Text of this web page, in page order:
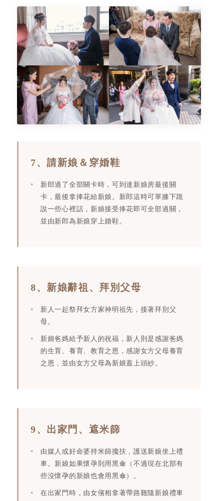
7、請新娘＆穿婚鞋
新郎過了全部關卡時，可到達新娘房最後關
卡，最後拿捧花給新娘。新郎這時可單膝下跪
說一些心裡話，新娘接受捧花即可全部過關，
並由新郎為新娘穿上婚鞋。
8、新娘辭祖、拜別父母
新人一起祭拜女方家神明祖先，接著拜別父
母。
新娘爸媽給予新人的祝福，新人則是感謝爸媽
的生育、養育、教育之恩，感謝女方父母養育
之恩，並由女方父母為新娘蓋上頭紗。
9、出家門、遮米篩
由媒人或好命婆持米篩攙扶，護送新娘坐上禮
車。新娘如果懷孕則用黑傘（不過現在北部有
些沒懷孕的新娘也會用黑傘）。
在出家門時，由女儐相拿著帶路雞隨新娘禮車